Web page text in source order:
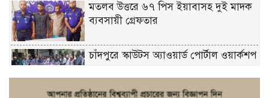
মতলব উত্তরে ৬৭ পিস ইয়াবাসহ দুই মাদক
ব্যবসায়ী গ্রেফতার
চাঁদপুরে স্কাউটস অ্যাওয়ার্ড পোর্টাল ওয়ার্কশপ